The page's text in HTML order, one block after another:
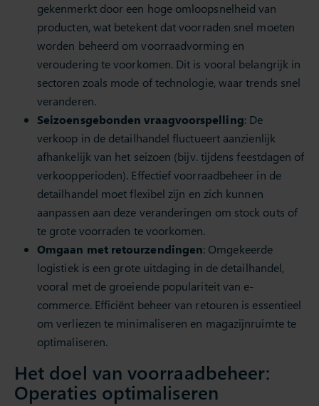
gekenmerkt door een hoge omloopsnelheid van
producten, wat betekent dat voorraden snel moeten
worden beheerd om voorraadvorming en
veroudering te voorkomen. Dit is vooral belangrijk in
sectoren zoals mode of technologie, waar trends snel
veranderen.
Seizoensgebonden vraagvoorspelling: De
verkoop in de detailhandel fluctueert aanzienlijk
afhankelijk van het seizoen (bijv. tijdens feestdagen of
verkoopperioden). Effectief voorraadbeheer in de
detailhandel moet flexibel zijn en zich kunnen
aanpassen aan deze veranderingen om stock outs of
te grote voorraden te voorkomen.
Omgaan met retourzendingen: Omgekeerde
logistiek is een grote uitdaging in de detailhandel,
vooral met de groeiende populariteit van e-
commerce. Efficiënt beheer van retouren is essentieel
om verliezen te minimaliseren en magazijnruimte te
optimaliseren.
Het doel van voorraadbeheer:
Operaties optimaliseren